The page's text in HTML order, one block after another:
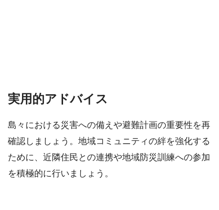
実用的アドバイス
島々における災害への備えや避難計画の重要性を再
確認しましょう。地域コミュニティの絆を強化する
ために、近隣住民との連携や地域防災訓練への参加
を積極的に行いましょう。